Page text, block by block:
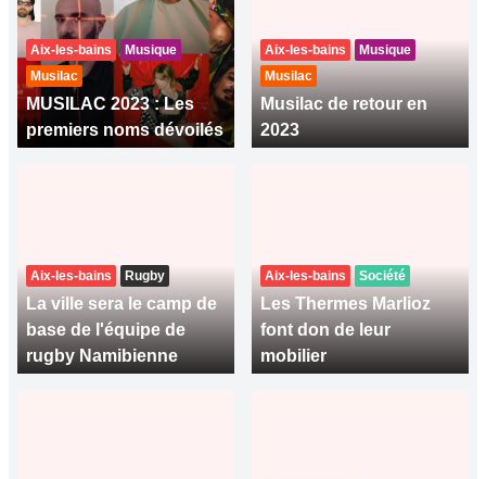
Aix-les-bains
Musique
Musilac
MUSILAC 2023 : Les
premiers noms dévoilés
Aix-les-bains
Musique
Musilac
Musilac de retour en
2023
Aix-les-bains Rugby
La ville sera le camp de
base de l'équipe de
rugby Namibienne
Aix-les-bains Société
Les Thermes Marlioz
font don de leur
mobilier